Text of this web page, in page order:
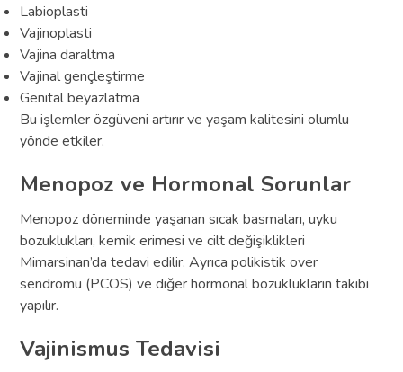
Labioplasti
Vajinoplasti
Vajina daraltma
Vajinal gençleştirme
Genital beyazlatma
Bu işlemler özgüveni artırır ve yaşam kalitesini olumlu
yönde etkiler.
Menopoz ve Hormonal Sorunlar
Menopoz döneminde yaşanan sıcak basmaları, uyku
bozuklukları, kemik erimesi ve cilt değişiklikleri
Mimarsinan’da tedavi edilir. Ayrıca polikistik over
sendromu (PCOS) ve diğer hormonal bozuklukların takibi
yapılır.
Vajinismus Tedavisi